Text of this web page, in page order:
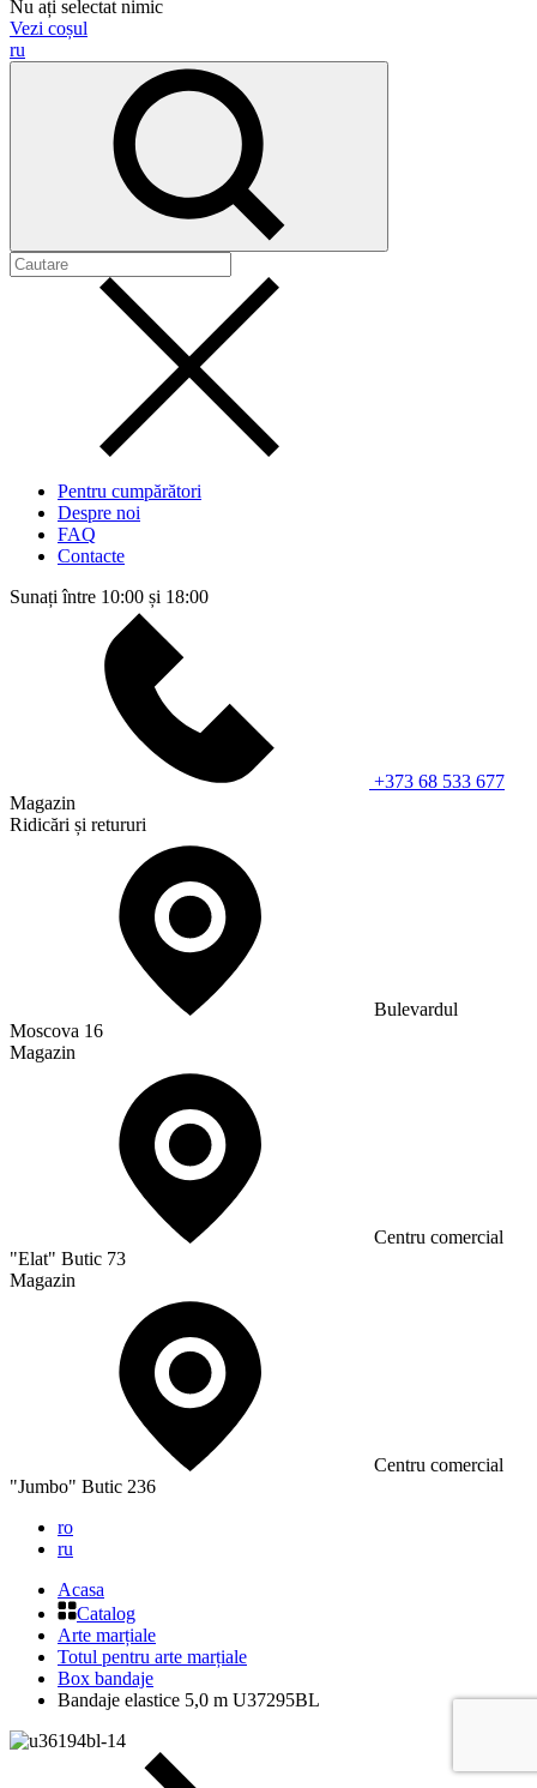
Nu ați selectat nimic
Vezi coșul
ru
Pentru cumpărători
Despre noi
FAQ
Contacte
Sunați între 10:00 și 18:00
+373 68 533 677
Magazin
Ridicări și retururi
Bulevardul
Moscova 16
Magazin
Сentru comercial
"Elat" Butic 73
Magazin
Сentru comercial
"Jumbo" Butic 236
ro
ru
Acasa
Catalog
Arte marțiale
Totul pentru arte marțiale
Box bandaje
Bandaje elastice 5,0 m U37295BL